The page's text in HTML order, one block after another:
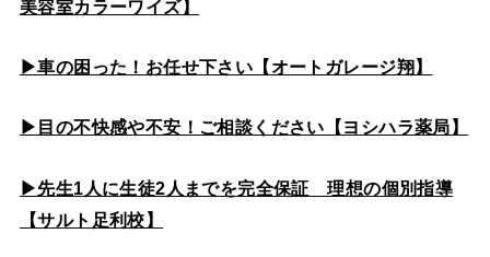
美容室カラーワイズ】
▶車の困った！お任せ下さい【オートガレージ翔】
▶目の不快感や不安！ご相談ください【ヨシハラ薬局】
▶先生1人に生徒2人までを完全保証 理想の個別指導
【サルト足利校】